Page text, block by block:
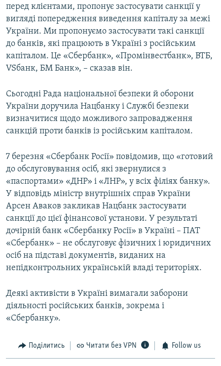
перед клієнтами, пропонує застосувати санкції у
вигляді попередження виведення капіталу за межі
України. Ми пропонуємо застосувати такі санкції
до банків, які працюють в Україні з російським
капіталом. Це «Сбербанк», «Промінвестбанк», ВТБ,
VSбанк, БМ Банк», – сказав він.
Сьогодні Рада національної безпеки й оборони
України доручила Нацбанку і Службі безпеки
визначитися щодо можливого запровадження
санкцій проти банків із російським капіталом.
7 березня «Сбербанк Росії» повідомив, що «готовий
до обслуговування осіб, які звернулися з
«паспортами» «ДНР» і «ЛНР», у всіх філіях банку».
У відповідь міністр внутрішніх справ України
Арсен Аваков закликав Нацбанк застосувати
санкції до цієї фінансової установи. У результаті
дочірній банк «Сбербанку Росії» в Україні – ПАТ
«Сбербанк» – не обслуговує фізичних і юридичних
осіб на підставі документів, виданих на
непідконтрольних українській владі територіях.
Деякі активісти в Україні вимагали заборони
діяльності російських банків, зокрема і
«Сбербанку».
Поділитись Читати без VPN Follow us